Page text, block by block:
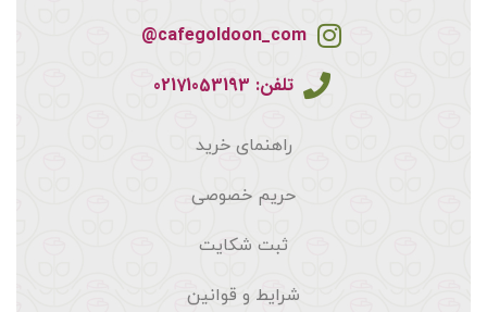
cafegoldoon_com@
تلفن: 02171053193
راهنمای خرید
حریم خصوصی
ثبت شکایت
شرایط و قوانین